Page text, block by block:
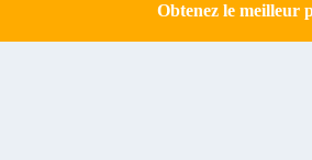
Obtenez le meilleur